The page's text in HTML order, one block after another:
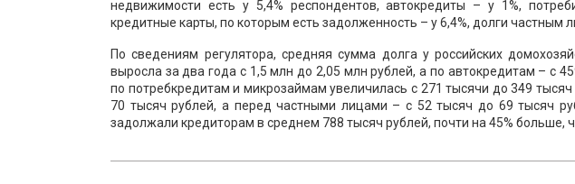
недвижимости есть у 5,4% респондентов, автокредиты – у 1%,
кредитные карты, по которым есть задолженность – у 6,4%, долги частным
По сведениям регулятора, средняя сумма долга у российских
выросла за два года с 1,5 млн до 2,05 млн рублей, а по автокредитам – с
по потребкредитам и микрозаймам увеличилась с 271 тысячи до 349
70 тысяч рублей, а перед частными лицами – с 52 тысяч до 69 тысяч
задолжали кредиторам в среднем 788 тысяч рублей, почти на 45% больше,